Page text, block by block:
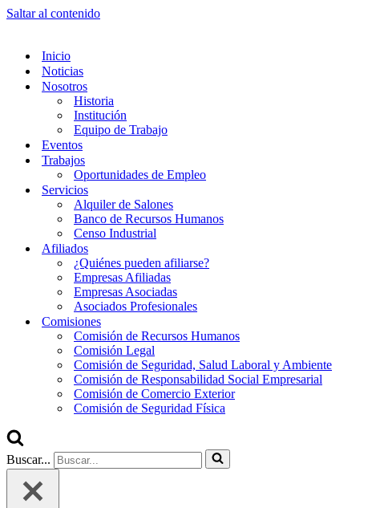
Saltar al contenido
Inicio
Noticias
Nosotros
Historia
Institución
Equipo de Trabajo
Eventos
Trabajos
Oportunidades de Empleo
Servicios
Alquiler de Salones
Banco de Recursos Humanos
Censo Industrial
Afiliados
¿Quiénes pueden afiliarse?
Empresas Afiliadas
Empresas Asociadas
Asociados Profesionales
Comisiones
Comisión de Recursos Humanos
Comisión Legal
Comisión de Seguridad, Salud Laboral y Ambiente
Comisión de Responsabilidad Social Empresarial
Comisión de Comercio Exterior
Comisión de Seguridad Física
Buscar...